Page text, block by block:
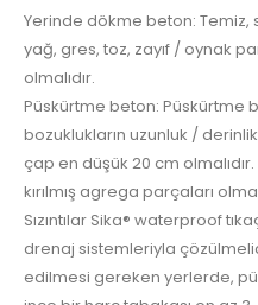
Yerinde dökme beton: Temiz,
yağ, gres, toz, zayıf / oynak
olmalıdır.
Püskürtme beton: Püskürtme
bozuklukların uzunluk /
çap en düşük 20 cm
kırılmış agrega parçaları
Sızıntılar Sika® waterproof
drenaj sistemleriyla
edilmesi gereken yerlerde,